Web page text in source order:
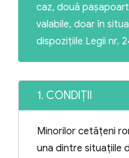
caz, două
valabile, doar în
dispoziţiile Legii nr.
1. CONDIȚII
Minorilor cetăţeni
una dintre situaţiile